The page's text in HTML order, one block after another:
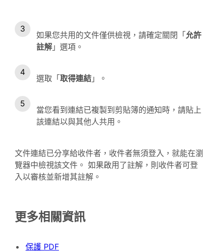
如果您共用的文件僅供檢視，請確定關閉「允許
註解 」選項。
選取「取得連結 」。
當您看到連結已複製到剪貼簿的通知時，請貼上
該連結以與其他人共用。
文件連結已分享給收件者，收件者無須登入，就能在瀏
覽器中檢視該文件。 如果啟用了註解，則收件者可登
入以審核並新增其註解。
更多相關資訊
保護 PDF